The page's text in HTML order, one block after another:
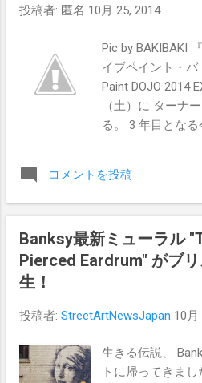
投稿者: 匿名 10月 25, 2014
Pic by BAKIBAKI
イブペイント・バ
Paint DOJO 2014
（土）に ターナ
る。 3 年目となる
（電通CDC クリ
アートディレク
オーディエンス
が決められる個人
HAMADARAKA を
スを第二部とし
のライブペイン
コメントを投稿
Banksy最新ミューラル
Pierced Eardrum" がブ
生！
投稿者: StreetArtNewsJapan 10月
生きる伝説、
トに帰ってきま